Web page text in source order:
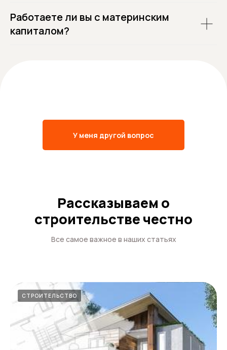
Работаете ли вы с материнским
капиталом?
У меня другой вопрос
Рассказываем о
строительстве честно
Все самое важное в наших статьях
СТРОИТЕЛЬСТВО